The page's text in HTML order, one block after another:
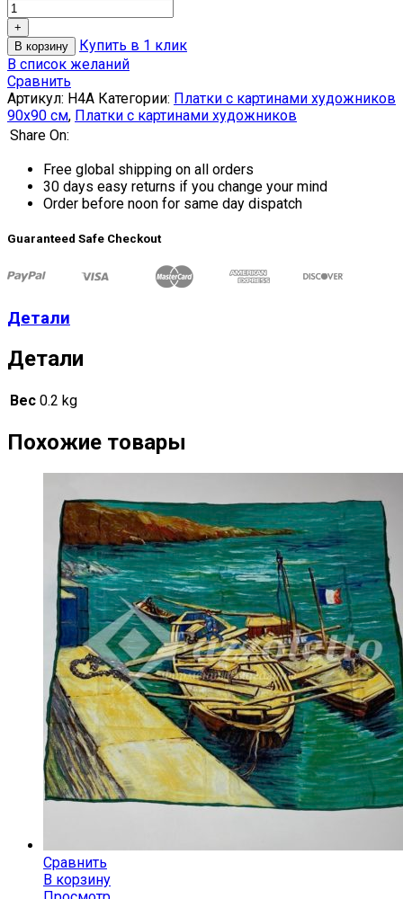
В корзину
Купить в 1 клик
В список желаний
Сравнить
Артикул: H4A Категории: Платки с картинами художников
90х90 см, Платки с картинами художников
Share On:
Free global shipping on all orders
30 days easy returns if you change your mind
Order before noon for same day dispatch
Guaranteed Safe Checkout
Детали
Детали
Вес 0.2 kg
Похожие товары
Сравнить
В корзину